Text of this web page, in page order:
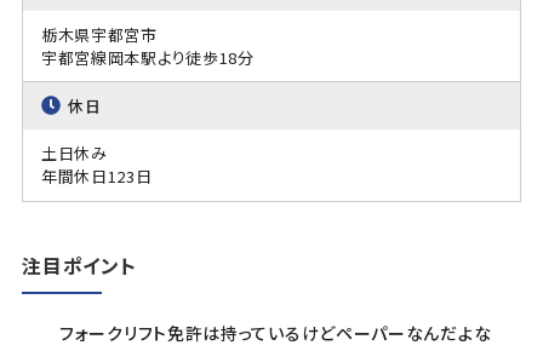
栃木県宇都宮市
宇都宮線岡本駅より徒歩18分
休日
土日休み
年間休日123日
注目ポイント
フォークリフト免許は持っているけどペーパーなんだよな